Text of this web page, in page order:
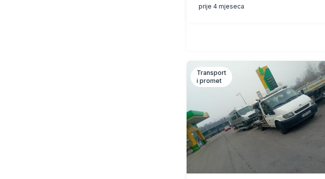
prije 4 mjeseca
Transport
i promet